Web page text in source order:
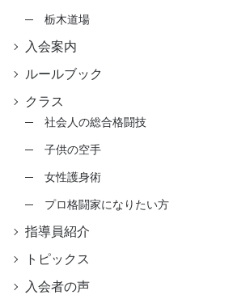
栃木道場
入会案内
ルールブック
クラス
社会人の総合格闘技
子供の空手
女性護身術
プロ格闘家になりたい方
指導員紹介
トピックス
入会者の声